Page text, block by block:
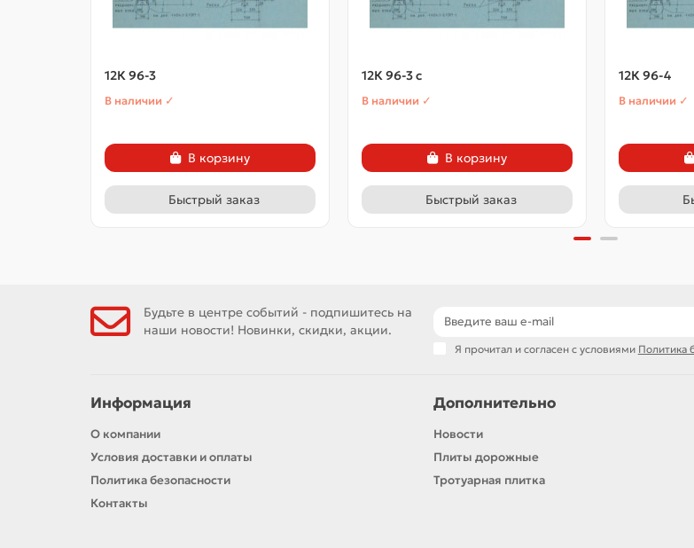
12К 96-3
В наличии ✓
В корзину
Быстрый заказ
12К 96-3 с
В наличии ✓
В корзину
Быстрый заказ
12К 96-4
В наличии ✓
Будьте в центре событий - подпишитесь на
наши новости! Новинки, скидки, акции.
Я прочитал и согласен с условиями Политика
Информация
О компании
Условия доставки и оплаты
Политика безопасности
Контакты
Дополнительно
Новости
Плиты дорожные
Тротуарная плитка